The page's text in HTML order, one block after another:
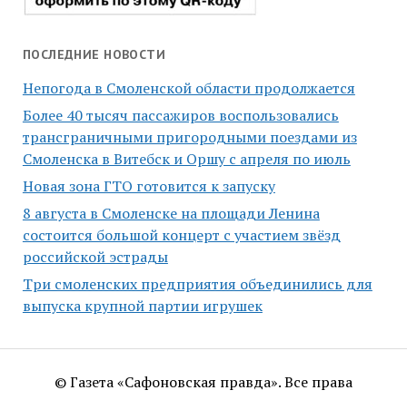
ПОСЛЕДНИЕ НОВОСТИ
Непогода в Смоленской области продолжается
Более 40 тысяч пассажиров воспользовались
трансграничными пригородными поездами из
Смоленска в Витебск и Оршу с апреля по июль
Новая зона ГТО готовится к запуску
8 августа в Смоленске на площади Ленина
состоится большой концерт с участием звёзд
российской эстрады
Три смоленских предприятия объединились для
выпуска крупной партии игрушек
© Газета «Сафоновская правда». Все права